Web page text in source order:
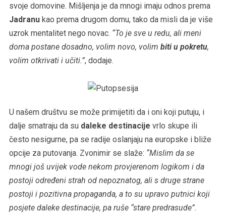
svoje domovine. Mišljenja je da mnogi imaju odnos prema
Jadranukao prema drugom domu, tako da misli da je više
uzrok mentalitet nego novac. “To je sve u redu, ali meni
doma postane dosadno, volim novo, volim biti u pokretu,
volim otkrivati i učiti.”, dodaje.
U našem društvu se može primijetiti da i oni koji putuju, i
dalje smatraju da su daleke destinacije vrlo skupe ili
često nesigurne, pa se radije oslanjaju na europske i bliže
opcije za putovanja. Zvonimir se slaže: “Mislim da se
mnogi još uvijek vode nekom provjerenom logikom i da
postoji određeni strah od nepoznatog, ali s druge strane
postoji i pozitivna propaganda, a to su upravo putnici koji
posjete daleke destinacije, pa ruše “stare predrasude”.